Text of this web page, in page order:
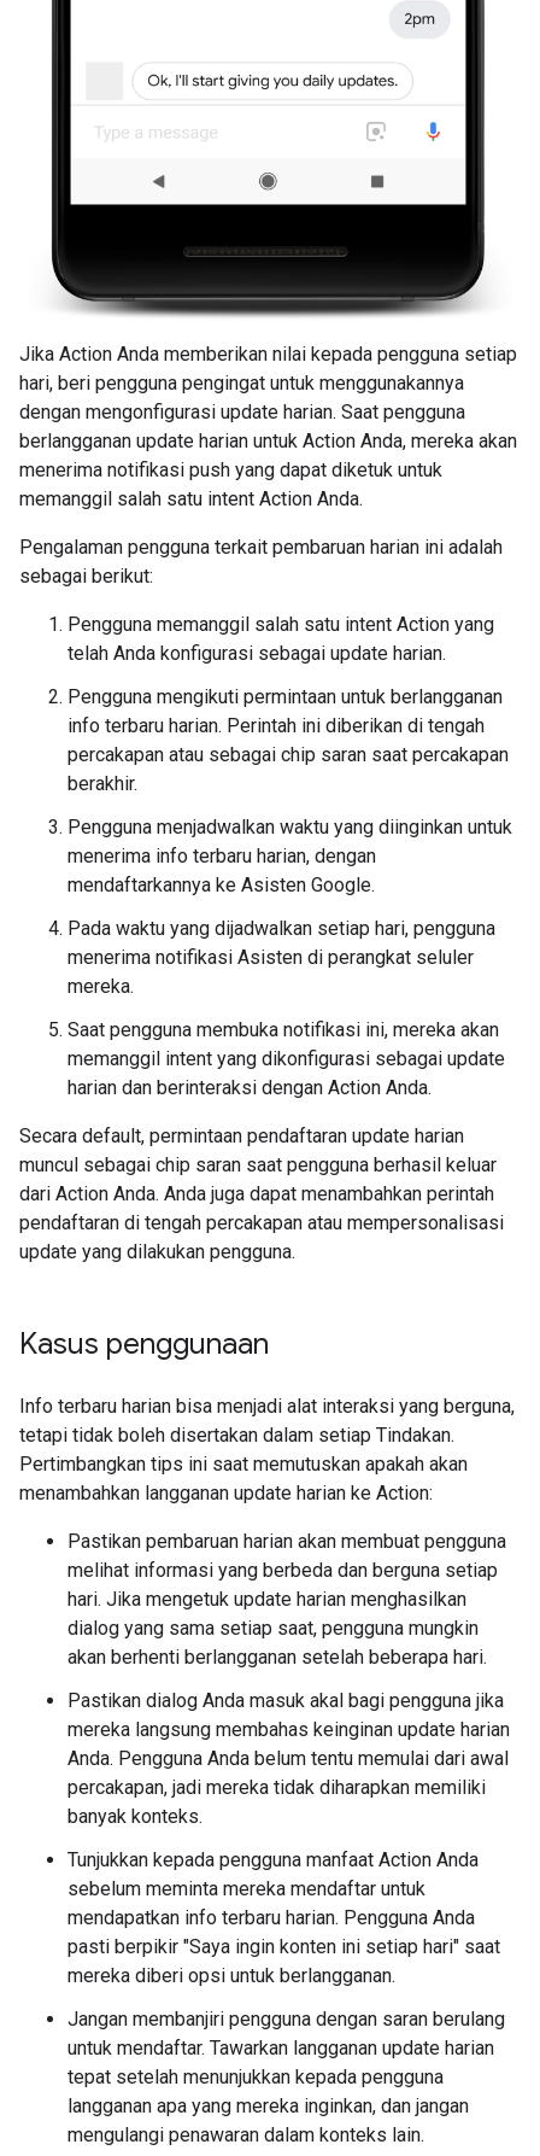
Jika Action Anda memberikan nilai kepada pengguna setiap
hari, beri pengguna pengingat untuk menggunakannya
dengan mengonfigurasi update harian. Saat pengguna
berlangganan update harian untuk Action Anda, mereka akan
menerima notifikasi push yang dapat diketuk untuk
memanggil salah satu intent Action Anda.
Pengalaman pengguna terkait pembaruan harian ini adalah
sebagai berikut:
Pengguna memanggil salah satu intent Action yang
telah Anda konfigurasi sebagai update harian.
Pengguna mengikuti permintaan untuk berlangganan
info terbaru harian. Perintah ini diberikan di tengah
percakapan atau sebagai chip saran saat percakapan
berakhir.
Pengguna menjadwalkan waktu yang diinginkan untuk
menerima info terbaru harian, dengan
mendaftarkannya ke Asisten Google.
Pada waktu yang dijadwalkan setiap hari, pengguna
menerima notifikasi Asisten di perangkat seluler
mereka.
Saat pengguna membuka notifikasi ini, mereka akan
memanggil intent yang dikonfigurasi sebagai update
harian dan berinteraksi dengan Action Anda.
Secara default, permintaan pendaftaran update harian
muncul sebagai chip saran saat pengguna berhasil keluar
dari Action Anda. Anda juga dapat menambahkan perintah
pendaftaran di tengah percakapan atau mempersonalisasi
update yang dilakukan pengguna.
Kasus penggunaan
Info terbaru harian bisa menjadi alat interaksi yang berguna,
tetapi tidak boleh disertakan dalam setiap Tindakan.
Pertimbangkan tips ini saat memutuskan apakah akan
menambahkan langganan update harian ke Action:
Pastikan pembaruan harian akan membuat pengguna
melihat informasi yang berbeda dan berguna setiap
hari. Jika mengetuk update harian menghasilkan
dialog yang sama setiap saat, pengguna mungkin
akan berhenti berlangganan setelah beberapa hari.
Pastikan dialog Anda masuk akal bagi pengguna jika
mereka langsung membahas keinginan update harian
Anda. Pengguna Anda belum tentu memulai dari awal
percakapan, jadi mereka tidak diharapkan memiliki
banyak konteks.
Tunjukkan kepada pengguna manfaat Action Anda
sebelum meminta mereka mendaftar untuk
mendapatkan info terbaru harian. Pengguna Anda
pasti berpikir "Saya ingin konten ini setiap hari" saat
mereka diberi opsi untuk berlangganan.
Jangan membanjiri pengguna dengan saran berulang
untuk mendaftar. Tawarkan langganan update harian
tepat setelah menunjukkan kepada pengguna
langganan apa yang mereka inginkan, dan jangan
mengulangi penawaran dalam konteks lain.